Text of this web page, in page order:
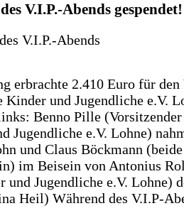
V.I.P.-Abends gespendet!
erbrachte 2.410 Euro für den
und Jugendliche e.V.
Benno Pille
Jugendliche e.V. Lohne)
und Claus Böckmann
im Beisein von Antonius
Jugendliche e.V. Lohne)
Heil) Während des V.I.P-